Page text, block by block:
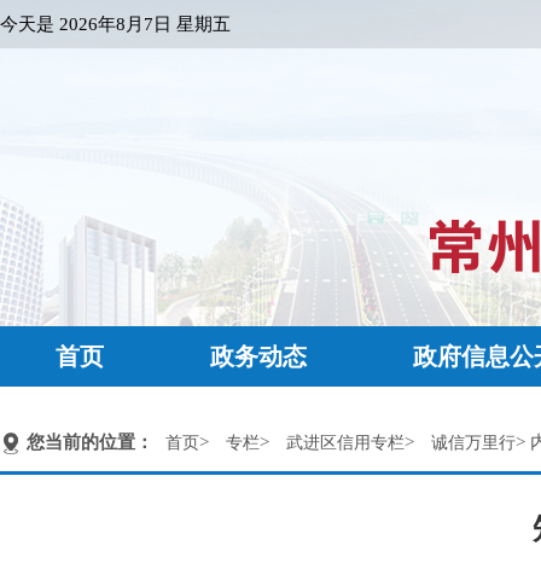
今天是 2026年8月7日 星期五
首页 政务动态 政府信息公
您当前的位置： 首页> 专栏> 武进区信用专栏> 诚信万里行>